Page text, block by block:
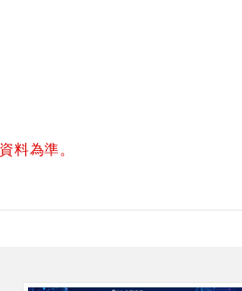
料為準。